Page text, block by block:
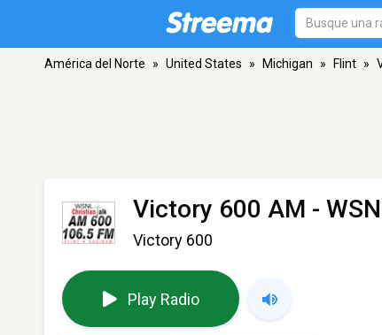
América del Norte » United States » Michigan » Flint »
Victory 600 AM -
Victory 600
Play Radio